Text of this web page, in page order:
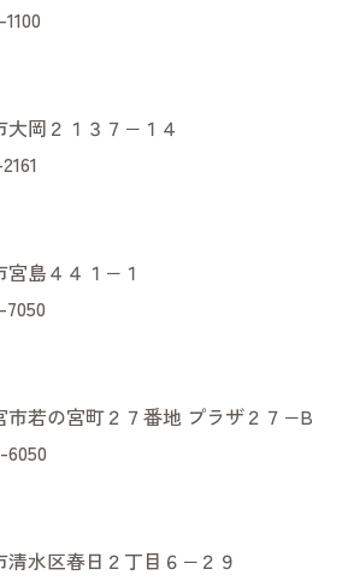
大岡２１３７−１４
宮島４４１−１
市若の宮町２７番地 プラザ２７−B
清水区春日２丁目６−２９